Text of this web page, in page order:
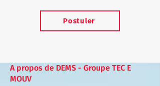
Postuler
A propos de DEMS - Groupe TEC E
MOUV